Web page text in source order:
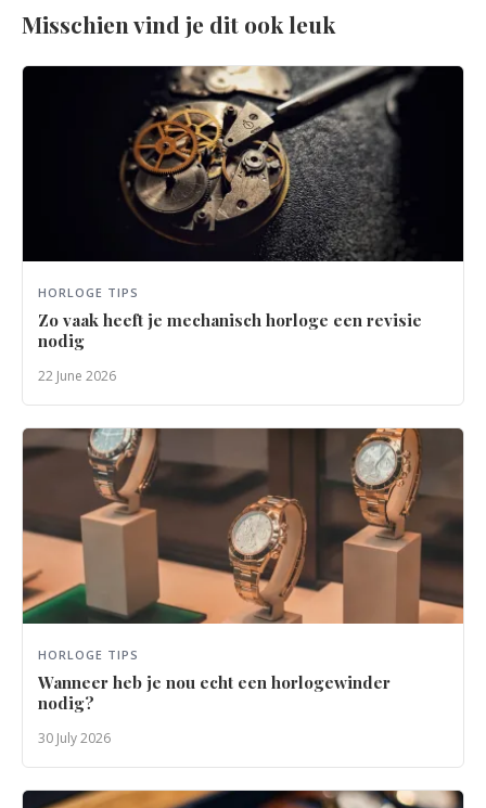
Misschien vind je dit ook leuk
HORLOGE TIPS
Zo vaak heeft je mechanisch horloge een revisie
nodig
22 June 2026
HORLOGE TIPS
Wanneer heb je nou echt een horlogewinder
nodig?
30 July 2026